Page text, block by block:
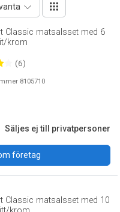
Classic matsalsset med 6
krom
(6)
8105710
Säljes ej till privatpersoner
företag
Classic matsalsset med 10